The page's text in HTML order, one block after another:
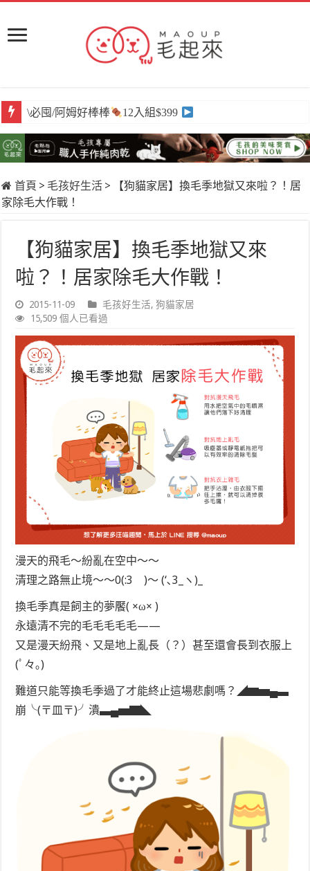
\必囤/阿姆好棒棒 12入組$399
首頁 > 毛孩好生活 >
【狗貓家居】換毛季地獄又來啦？！居
家除毛大作戰！
【狗貓家居】換毛季地獄又來
啦？！居家除毛大作戰！
2015-11-09 毛孩好生活,狗貓家居
15,509 個人已看過
漫天的飛毛～紛亂在空中～～
清理之路無止境～～0(:3 )～ (‘､3_ヽ)_
換毛季真是飼主的夢饜( ×ω× )
永遠清不完的毛毛毛毛毛——
又是漫天紛飛、又是地上亂長（？）甚至還會長到衣服上
(ﾟ々｡)
難道只能等換毛季過了才能終止這場悲劇嗎？◢▆▅▄▃
崩╰(〒皿〒)╯潰▃▄▅▇◣